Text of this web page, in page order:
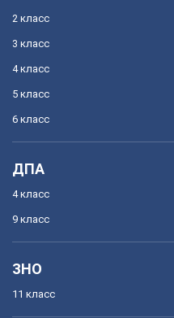
2 класс
3 класс
4 класс
5 класс
6 класс
ДПА
4 класс
9 класс
ЗНО
11 класс